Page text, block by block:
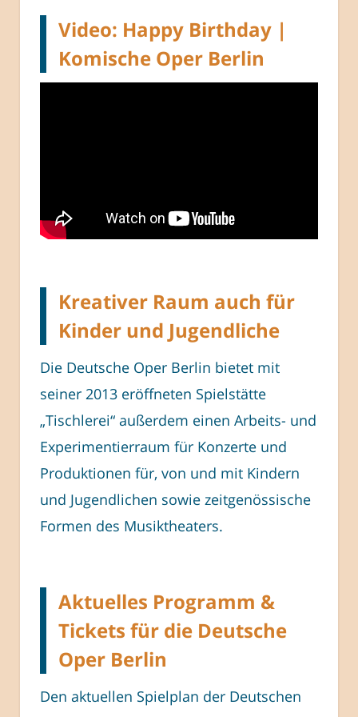
Video: Happy Birthday |
Komische Oper Berlin
Kreativer Raum auch für
Kinder und Jugendliche
Die Deutsche Oper Berlin bietet mit
seiner 2013 eröffneten Spielstätte
„Tischlerei“ außerdem einen Arbeits- und
Experimentierraum für Konzerte und
Produktionen für, von und mit Kindern
und Jugendlichen sowie zeitgenössische
Formen des Musiktheaters.
Aktuelles Programm &
Tickets für die Deutsche
Oper Berlin
Den aktuellen Spielplan der Deutschen